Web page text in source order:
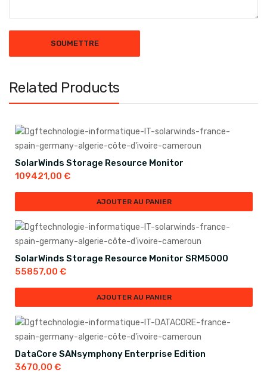
Related Products
SolarWinds Storage Resource Monitor
109421,00 €
AJOUTER AU PANIER
SolarWinds Storage Resource Monitor SRM5000
55857,00 €
AJOUTER AU PANIER
DataCore SANsymphony Enterprise Edition
3670,00 €